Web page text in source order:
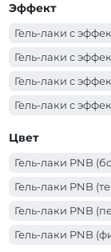
Эффект
Гель-лаки с
Гель-лаки с
Гель-лаки с
Гель-лаки с
Цвет
Гель-лаки PNB
Гель-лаки PNB
Гель-лаки PNB
Гель-лаки PNB